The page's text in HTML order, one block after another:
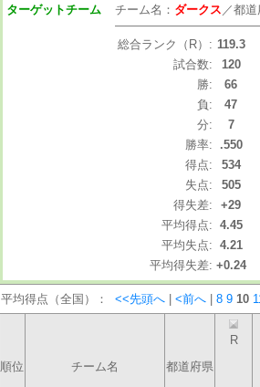
ターゲットチーム チーム名： ダークス ／都道
総合ランク（R）: 119.3
試合数:
120
勝:
66
負:
47
分:
7
勝率:
.550
得点:
534
失点:
505
得失差:
+29
平均得点: 4.45
平均失点: 4.21
平均得失差: +0.24
平均得点（全国）： <<先頭へ <前へ 8 9 10
順位 チーム名 都道府県
R